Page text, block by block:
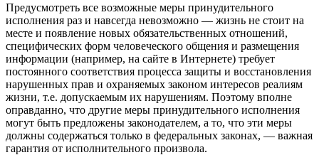
Предусмотреть все возможные меры принудительного
исполнения раз и навсегда невозможно — жизнь не стоит на
месте и появление новых обязательственных отношений,
специфических форм человеческого общения и размещения
информации (например, на сайте в Интернете) требует
постоянного соответствия процесса защиты и восстановления
нарушенных прав и охраняемых законом интересов реалиям
жизни, т.е. допускаемым их нарушениям. Поэтому вполне
оправданно, что другие меры принудительного исполнения
могут быть предложены законодателем, а то, что эти меры
должны содержаться только в федеральных законах, — важная
гарантия от исполнительного произвола.